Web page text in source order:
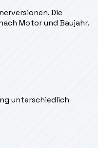
Die
Motor und Baujahr.
unterschiedlich